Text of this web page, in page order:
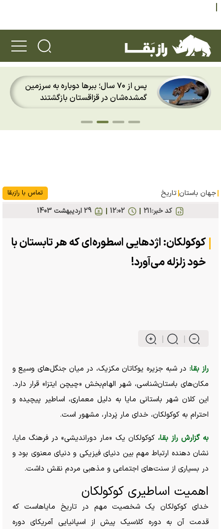
پس از ۷۰ سال؛ ببرها دوباره به سرزمین
گمشده‌شان در قزاقستان بازگشتند
جهان باستان تاریخ تماس با رازبقا
کد خبر:۲۱۱ 29 ارديبهشت 1403 12:02
کوکولکان: اژدهایی اسطوره‌ای که هر تابستان با
خود زلزله می‌آورد!
راز بقا: در شبه جزیره یوکاتان مکزیک، در میان جنگل‌های وسیع و
مکان‌های باستان‌شناسی، شهر الهام‌بخش «چیچن ایتزا» قرار دارد.
این کلان شهر باستانی مایا به دلیل معماری، اساطیر پیچیده و
احترام به کوکولکان، خدای مار پَردار، مشهور است.
به گزارش راز بقا، کوکولکان یک «مار دوراندیشی» در فرهنگ مایا،
نشان دهنده ارتباط مهم بین دنیای فیزیکی و دنیای معنوی بود و
در بسیاری از سنت‌های اجتماعی و مذهبی مردم نقش داشت.
اهمیت اساطیری کوکولکان
خدای کوکولکان یک شخصیت مهم در تاریخ مایاهاست که
قدمت آن به دوره کلاسیک پیش از اسپانیایی آمریکای دوره